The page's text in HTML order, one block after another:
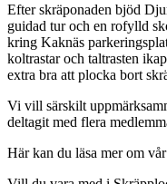
Efter skräponaden bjöd
guidad tur och en rofylld
kring Kaknäs
koltrastar och taltrasten
extra bra att plocka bort
Vi vill särskilt
deltagit med flera
Här kan du läsa mer om vår